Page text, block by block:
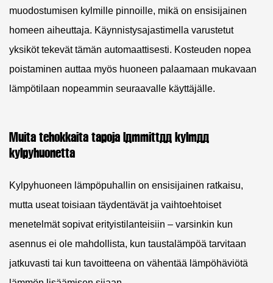
muodostumisen kylmille pinnoille, mikä on ensisijainen
homeen aiheuttaja. Käynnistysajastimella varustetut
yksiköt tekevät tämän automaattisesti. Kosteuden nopea
poistaminen auttaa myös huoneen palaamaan mukavaan
lämpötilaan nopeammin seuraavalle käyttäjälle.
Muita tehokkaita tapoja lämmittää kylmää
kylpyhuonetta
Kylpyhuoneen lämpöpuhallin on ensisijainen ratkaisu,
mutta useat toisiaan täydentävät ja vaihtoehtoiset
menetelmät sopivat erityistilanteisiin – varsinkin kun
asennus ei ole mahdollista, kun taustalämpöä tarvitaan
jatkuvasti tai kun tavoitteena on vähentää lämpöhäviötä